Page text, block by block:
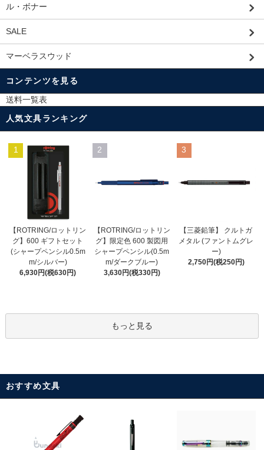
ル・ボナー
SALE
マーベラスウッド
コンテンツを見る
送料一覧表
人気文具ランキング
1
【ROTRING/ロットリン
グ】600 ギフトセット
(シャープペンシル0.5m
m/シルバー)
6,930円(税630円)
2
【ROTRING/ロットリン
グ】限定色 600 製図用
シャープペンシル(0.5m
m/ダークブルー)
3,630円(税330円)
3
【三菱鉛筆】 クルトガ
メタル (ファントムグレ
ー)
2,750円(税250円)
もっと見る
おすすめ文具